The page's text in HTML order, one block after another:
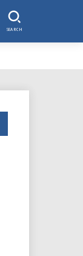
SEARCH